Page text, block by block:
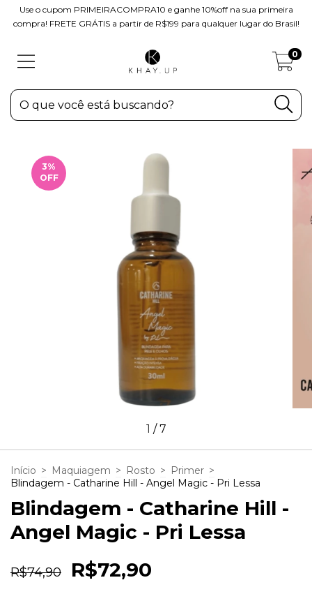
Use o cupom PRIMEIRACOMPRA10 e ganhe 10%off na sua primeira
compra! FRETE GRÁTIS a partir de R$199 para qualquer lugar do Brasil!
0
3%
OFF
1 /7
Início > Maquiagem > Rosto > Primer >
Blindagem - Catharine Hill - Angel Magic - Pri Lessa
Blindagem - Catharine Hill -
Angel Magic - Pri Lessa
R$74,90 R$72,90